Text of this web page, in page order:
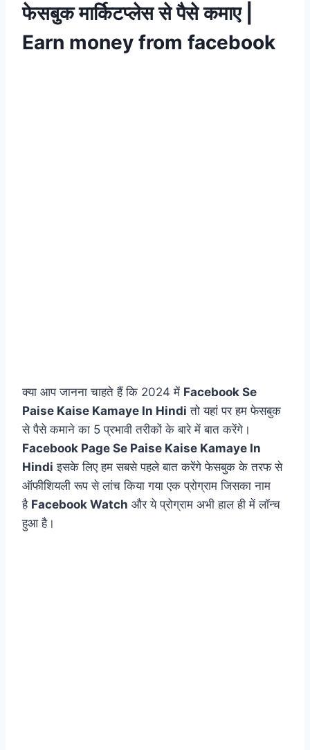
फेसबुकमार्किटप्लेससेपैसे कमाए|
Earn money from facebook
क्या आप जानना चाहते हैं कि 2024 में Facebook Se
Paise Kaise Kamaye In Hindi तो यहां पर हम फेसबुक
से पैसे कमाने का 5 प्रभावी तरीकों के बारे में बात करेंगे।
Facebook Page Se Paise Kaise Kamaye In
Hindi इसके लिए हम सबसे पहले बात करेंगे फेसबुक के तरफ से
ऑफीशियली रूप से लांच किया गया एक प्रोग्राम जिसका नाम
है Facebook Watch और ये प्रोग्राम अभी हाल ही में लॉन्च
हुआ है।